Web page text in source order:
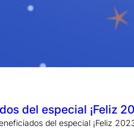
del especial ¡Feliz
del especial ¡Feliz